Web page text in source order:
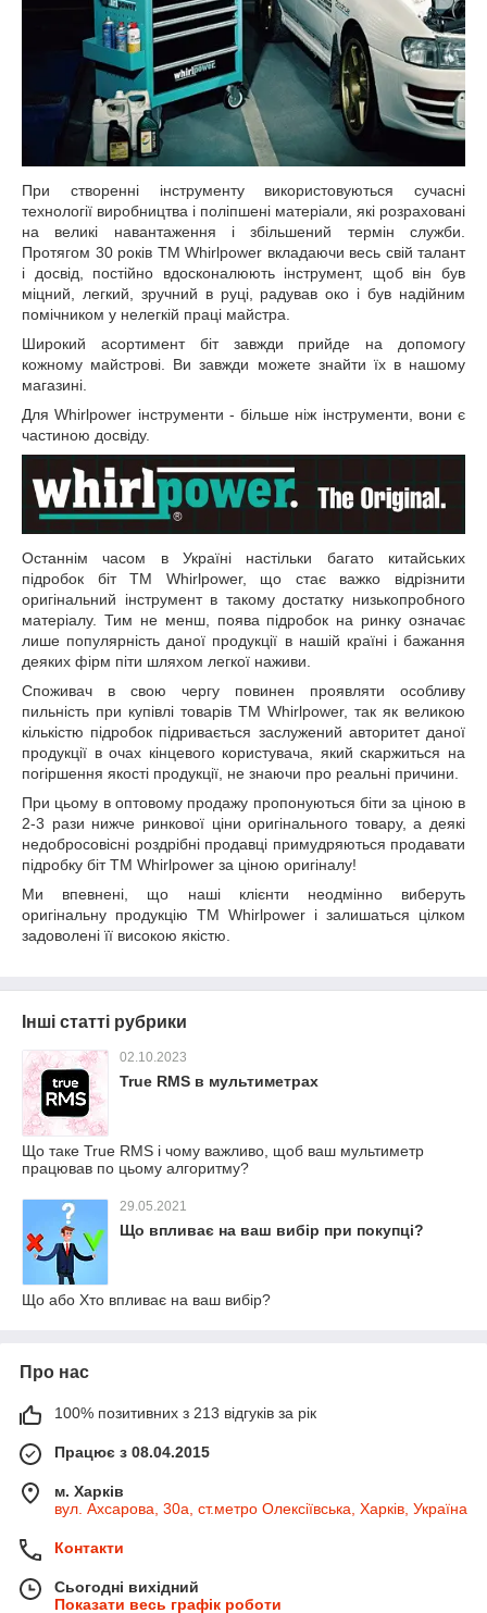
При створенні інструменту використовуються сучасні
технології виробництва і поліпшені матеріали, які розраховані
на великі навантаження і збільшений термін служби.
Протягом 30 років ТМ Whirlpower вкладаючи весь свій талант
і досвід, постійно вдосконалюють інструмент, щоб він був
міцний, легкий, зручний в руці, радував око і був надійним
помічником у нелегкій праці майстра.
Широкий асортимент біт завжди прийде на допомогу
кожному майстрові. Ви завжди можете знайти їх в нашому
магазині.
Для Whirlpower інструменти - більше ніж інструменти, вони є
частиною досвіду.
Останнім часом в Україні настільки багато китайських
підробок біт ТМ Whirlpower, що стає важко відрізнити
оригінальний інструмент в такому достатку низькопробного
матеріалу. Тим не менш, поява підробок на ринку означає
лише популярність даної продукції в нашій країні і бажання
деяких фірм піти шляхом легкої наживи.
Споживач в свою чергу повинен проявляти особливу
пильність при купівлі товарів ТМ Whirlpower, так як великою
кількістю підробок підривається заслужений авторитет даної
продукції в очах кінцевого користувача, який скаржиться на
погіршення якості продукції, не знаючи про реальні причини.
При цьому в оптовому продажу пропонуються біти за ціною в
2-3 рази нижче ринкової ціни оригінального товару, а деякі
недобросовісні роздрібні продавці примудряються продавати
підробку біт ТМ Whirlpower за ціною оригіналу!
Ми впевнені, що наші клієнти неодмінно виберуть
оригінальну продукцію ТМ Whirlpower і залишаться цілком
задоволені її високою якістю.
Інші статті рубрики
02.10.2023
True RMS в мультиметрах
Що таке True RMS і чому важливо, щоб ваш мультиметр
працював по цьому алгоритму?
29.05.2021
Що впливає на ваш вибір при покупці?
Що або Хто впливає на ваш вибір?
Про нас
100% позитивних з 213 відгуків за рік
Працює з 08.04.2015
м. Харків
вул. Ахсарова, 30а, ст.метро Олексіївська, Харків, Україна
Контакти
Сьогодні вихідний
Показати весь графік роботи